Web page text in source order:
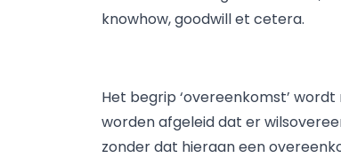
knowhow, goodwill et cetera.
Het begrip ‘overeenkomst’
worden afgeleid dat er
zonder dat hieraan een